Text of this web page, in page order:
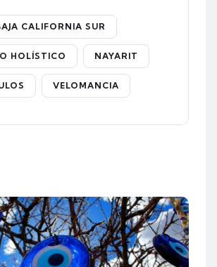
CALIFORNIA SUR
HOLÍSTICO NAYARIT
VELOMANCIA